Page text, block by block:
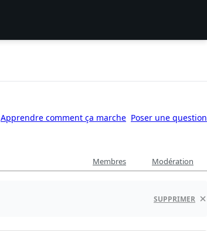
Apprendre comment ça marche Poser une question
Membres Modération
SUPPRIMER